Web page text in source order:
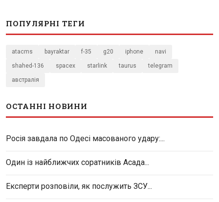
ПОПУЛЯРНІ ТЕГИ
atacms bayraktar f-35 g20 iphone navi
shahed-136 spacex starlink taurus telegram
австралія
ОСТАННІ НОВИНИ
Росія завдала по Одесі масованого удару:...
Один із найближчих соратників Асада...
Експерти розповіли, як послужить ЗСУ...